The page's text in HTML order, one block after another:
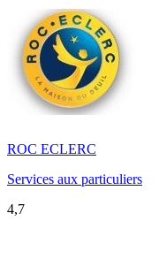
ROC ECLERC
Services aux particuliers
4,7